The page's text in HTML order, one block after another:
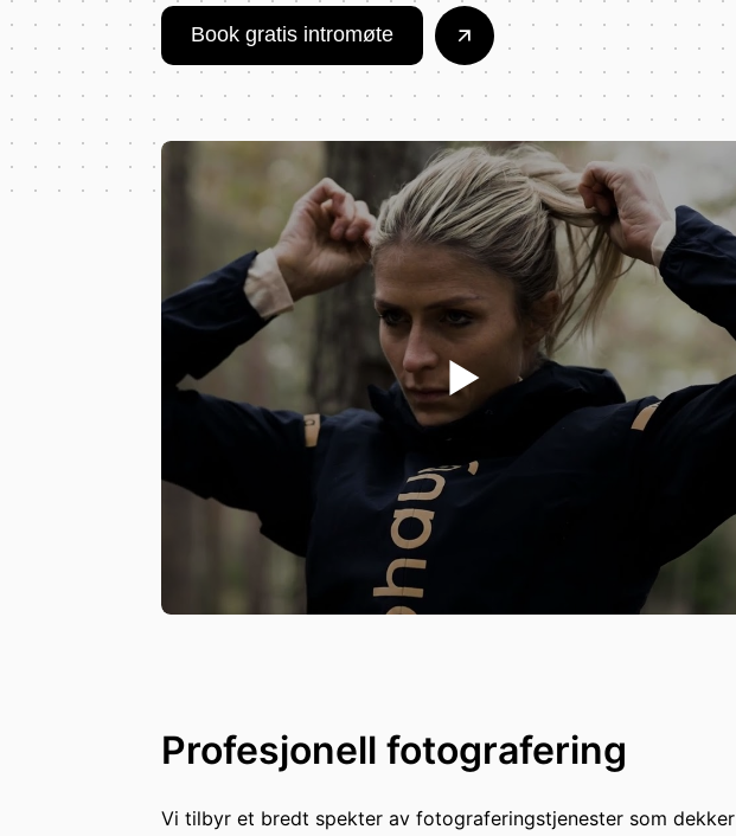
Book gratis intromøte
Profesjonell fotografering
Vi tilbyr et bredt spekter av fotograferingstjenester som dekker